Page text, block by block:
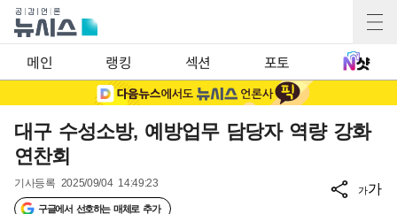
메인 랭킹 섹션 포토
대구 수성소방, 예방업무 담당자 역량 강화
연찬회
기사등록 2025/09/04 14:49:23
구글에서 선호하는 매체로 추가
가가